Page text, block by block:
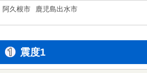
阿久根市 鹿児島出水市
震度1